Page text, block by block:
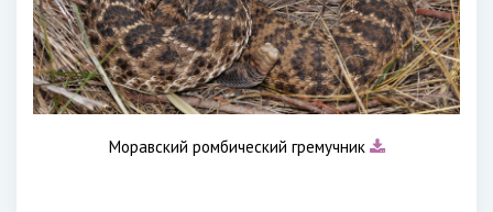
Моравский ромбический гремучник